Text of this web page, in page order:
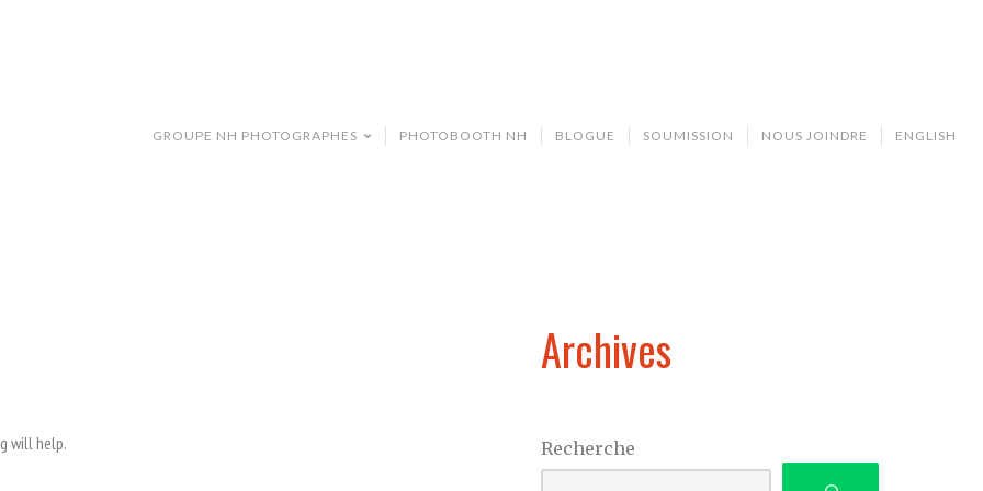
GROUPE NH PHOTOGRAPHES PHOTOBOOTH NH BLOGUE SOUMISSION NOUS JOINDRE ENGLISH
will help.
Archives
Recherche